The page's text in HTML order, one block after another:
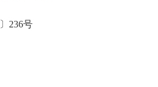
236号